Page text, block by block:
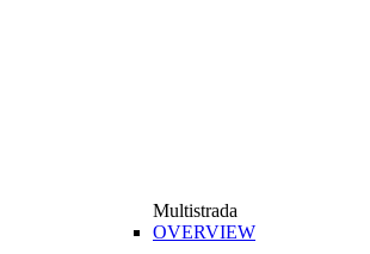
Multistrada
OVERVIEW